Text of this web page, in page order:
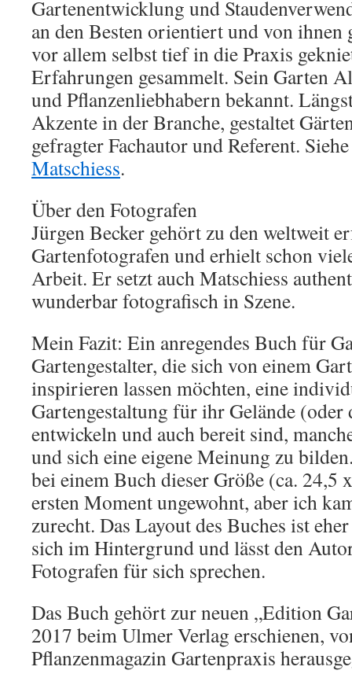
Gartenentwicklung und
an den Besten orientiert und von ihnen
vor allem selbst tief in die Praxis
Erfahrungen gesammelt. Sein Garten
und Pflanzenliebhabern bekannt.
Akzente in der Branche, gestaltet
gefragter Fachautor und Referent.
Matschiess.
Über den Fotografen
Jürgen Becker gehört zu den weltweit
Gartenfotografen und erhielt schon
Arbeit. Er setzt auch Matschiess
wunderbar fotografisch in Szene.
Mein Fazit: Ein anregendes Buch für
Gartengestalter, die sich von einem
inspirieren lassen möchten, eine
Gartengestaltung für ihr Gelände (oder
entwickeln und auch bereit sind,
und sich eine eigene Meinung zu
bei einem Buch dieser Größe (ca. 24,5
ersten Moment ungewohnt, aber ich
zurecht. Das Layout des Buches ist
sich im Hintergrund und lässt den
Fotografen für sich sprechen.
Das Buch gehört zur neuen „Edition
2017 beim Ulmer Verlag erschienen,
Pflanzenmagazin Gartenpraxis